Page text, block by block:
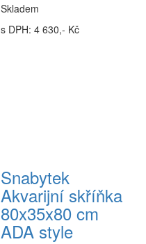
Skladem
s DPH: 4 630,- Kč
Snabytek
Akvarijní skříňka
80x35x80 cm
ADA style